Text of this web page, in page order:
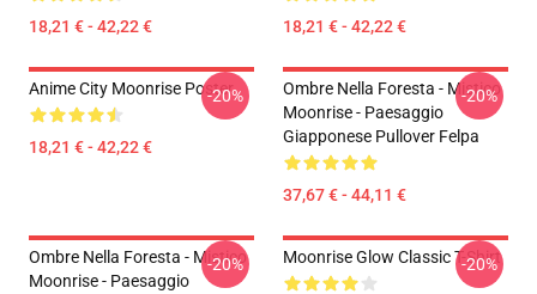
18,21 € - 42,22 € 18,21 € - 42,22 €
Anime City Moonrise Poster
18,21 € - 42,22 €
-20%
Ombre Nella Foresta - Mistico
Moonrise - Paesaggio
Giapponese Pullover Felpa
37,67 € - 44,11 €
-20%
Ombre Nella Foresta - Mistico
Moonrise - Paesaggio
-20% Moonrise Glow Classic T-Shirt
-20%